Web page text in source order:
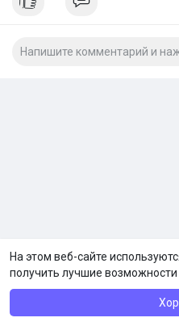
На этом веб-сайте
получить лучшие